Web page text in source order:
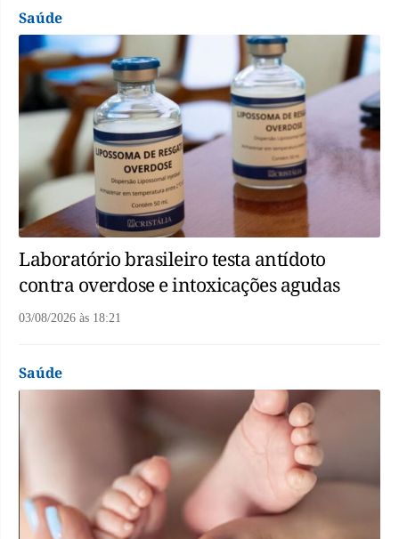
Saúde
Laboratório brasileiro testa antídoto
contra overdose e intoxicações agudas
03/08/2026 às 18:21
Saúde